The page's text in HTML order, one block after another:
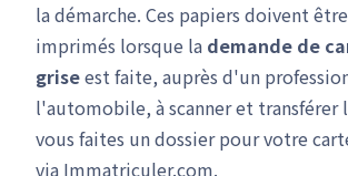
la démarche. Ces papiers doivent être
imprimés lorsque la demande de
griseest faite, auprès d'un
l'automobile, à scanner et transférer
vous faites un dossier pour votre
via Immatriculer.com.